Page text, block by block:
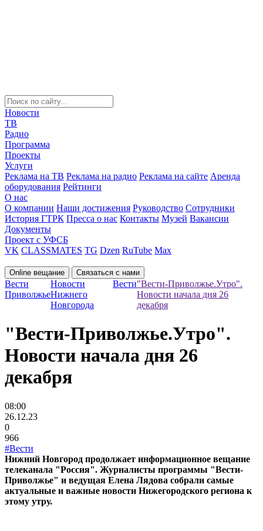
Новости
ТВ
Радио
Программа
Проекты
Услуги
Реклама на ТВ Реклама на радио Реклама на сайте Аренда
оборудования Рейтинги
О нас
О компании Наши достижения Руководство Сотрудники
История ГТРК Пресса о нас Контакты Музей Вакансии
Документы
Проект с УФСБ
VK CLASSMATES TG Dzen RuTube Max
Online вещание Связаться с нами
Вести
Приволжье
Новости
Нижнего
Новгорода
Вести"Вести-Приволжье.Утро".
Новости начала дня 26
декабря
"Вести-Приволжье.Утро".
Новости начала дня 26
декабря
08:00
26.12.23
0
966
#Вести
Нижний Новгород продолжает информационное вещание
телеканала "Россия". Журналисты программы "Вести-
Приволжье" и ведущая Елена Лядова собрали самые
актуальные и важные новости Нижегородского региона к
этому утру.